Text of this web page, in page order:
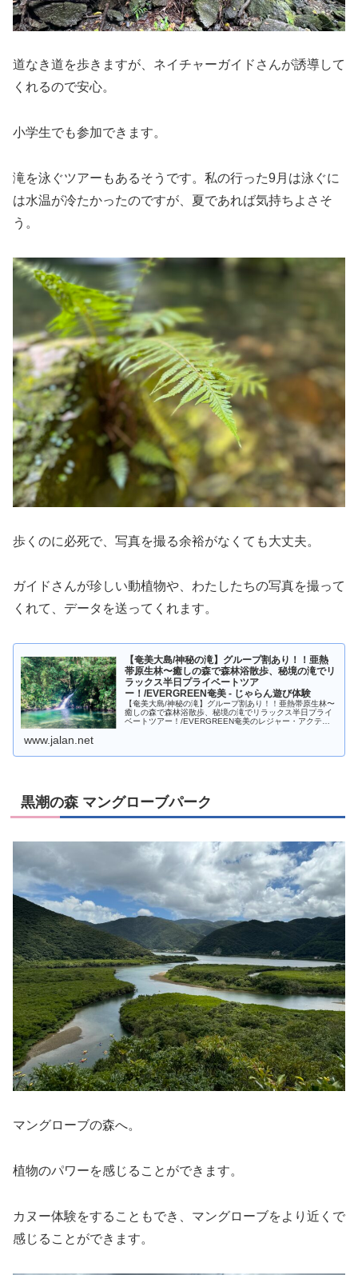
道なき道を歩きますが、ネイチャーガイドさんが誘導して
くれるので安心。
小学生でも参加できます。
滝を泳ぐツアーもあるそうです。私の行った9月は泳ぐに
は水温が冷たかったのですが、夏であれば気持ちよさそ
う。
歩くのに必死で、写真を撮る余裕がなくても大丈夫。
ガイドさんが珍しい動植物や、わたしたちの写真を撮って
くれて、データを送ってくれます。
【奄美大島/神秘の滝】グループ割あり！！亜熱
帯原生林〜癒しの森で森林浴散歩、秘境の滝でリ
ラックス半日プライベートツア
ー！/EVERGREEN奄美 - じゃらん遊び体験
【奄美大島/神秘の滝】グループ割あり！！亜熱帯原生林〜
癒しの森で森林浴散歩、秘境の滝でリラックス半日プライ
ベートツアー！/EVERGREEN奄美のレジャー・アクティ
www.jalan.net
黒潮の森 マングローブパーク
マングローブの森へ。
植物のパワーを感じることができます。
カヌー体験をすることもでき、マングローブをより近くで
感じることができます。